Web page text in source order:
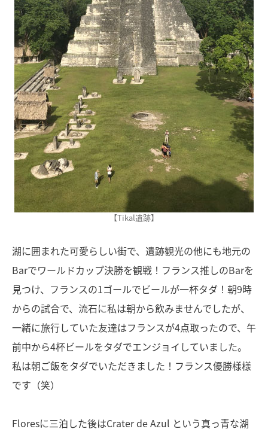
【Tikal遺跡】
湖に囲まれた可愛らしい街で、遺跡観光の他にも地元の
Barでワールドカップ決勝を観戦！フランス推しのBarを
見つけ、フランスの1ゴールでビールが一杯タダ！朝9時
からの試合で、流石に私は朝から飲みませんでしたが、
一緒に旅行していた友達はフランスが4点取ったので、午
前中から4杯ビールをタダでエンジョイしていました。
私は朝ご飯をタダでいただきました！フランス優勝様様
です（笑）
Floresに三泊した後はCrater de Azul という真っ青な湖